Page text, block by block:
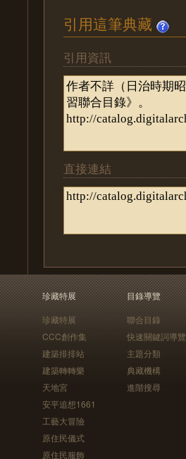
引用這筆典藏
引用資訊
直接連結
珍藏特展
珍藏特展
CCC創作集
建築排排站
建築轉轉樂
天地宮
安平追想1661
工藝大冒險
原住民儀式
原住民服飾
目錄導覽
聯合目錄
快速關鍵詞導覽
主題分類
典藏機構
進階搜尋